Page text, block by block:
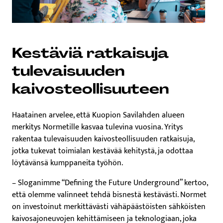
Kestäviä ratkaisuja
tulevaisuuden
kaivosteollisuuteen
Haatainen arvelee, että Kuopion Savilahden alueen
merkitys Normetille kasvaa tulevina vuosina. Yritys
rakentaa tulevaisuuden kaivosteollisuuden ratkaisuja,
jotka tukevat toimialan kestävää kehitystä, ja odottaa
löytävänsä kumppaneita työhön.
– Sloganimme “Defining the Future Underground” kertoo,
että olemme valinneet tehdä bisnestä kestävästi. Normet
on investoinut merkittävästi vähäpäästöisten sähköisten
kaivosajoneuvojen kehittämiseen ja teknologiaan, joka